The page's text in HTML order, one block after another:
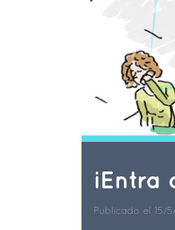
Publicado el 15/